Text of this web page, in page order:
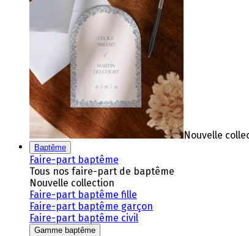
Nouvelle
Baptême
Faire-part baptême
Tous nos faire-part de baptême
Nouvelle collection
Faire-part baptême fille
Faire-part baptême garçon
Faire-part baptême civil
Gamme baptême